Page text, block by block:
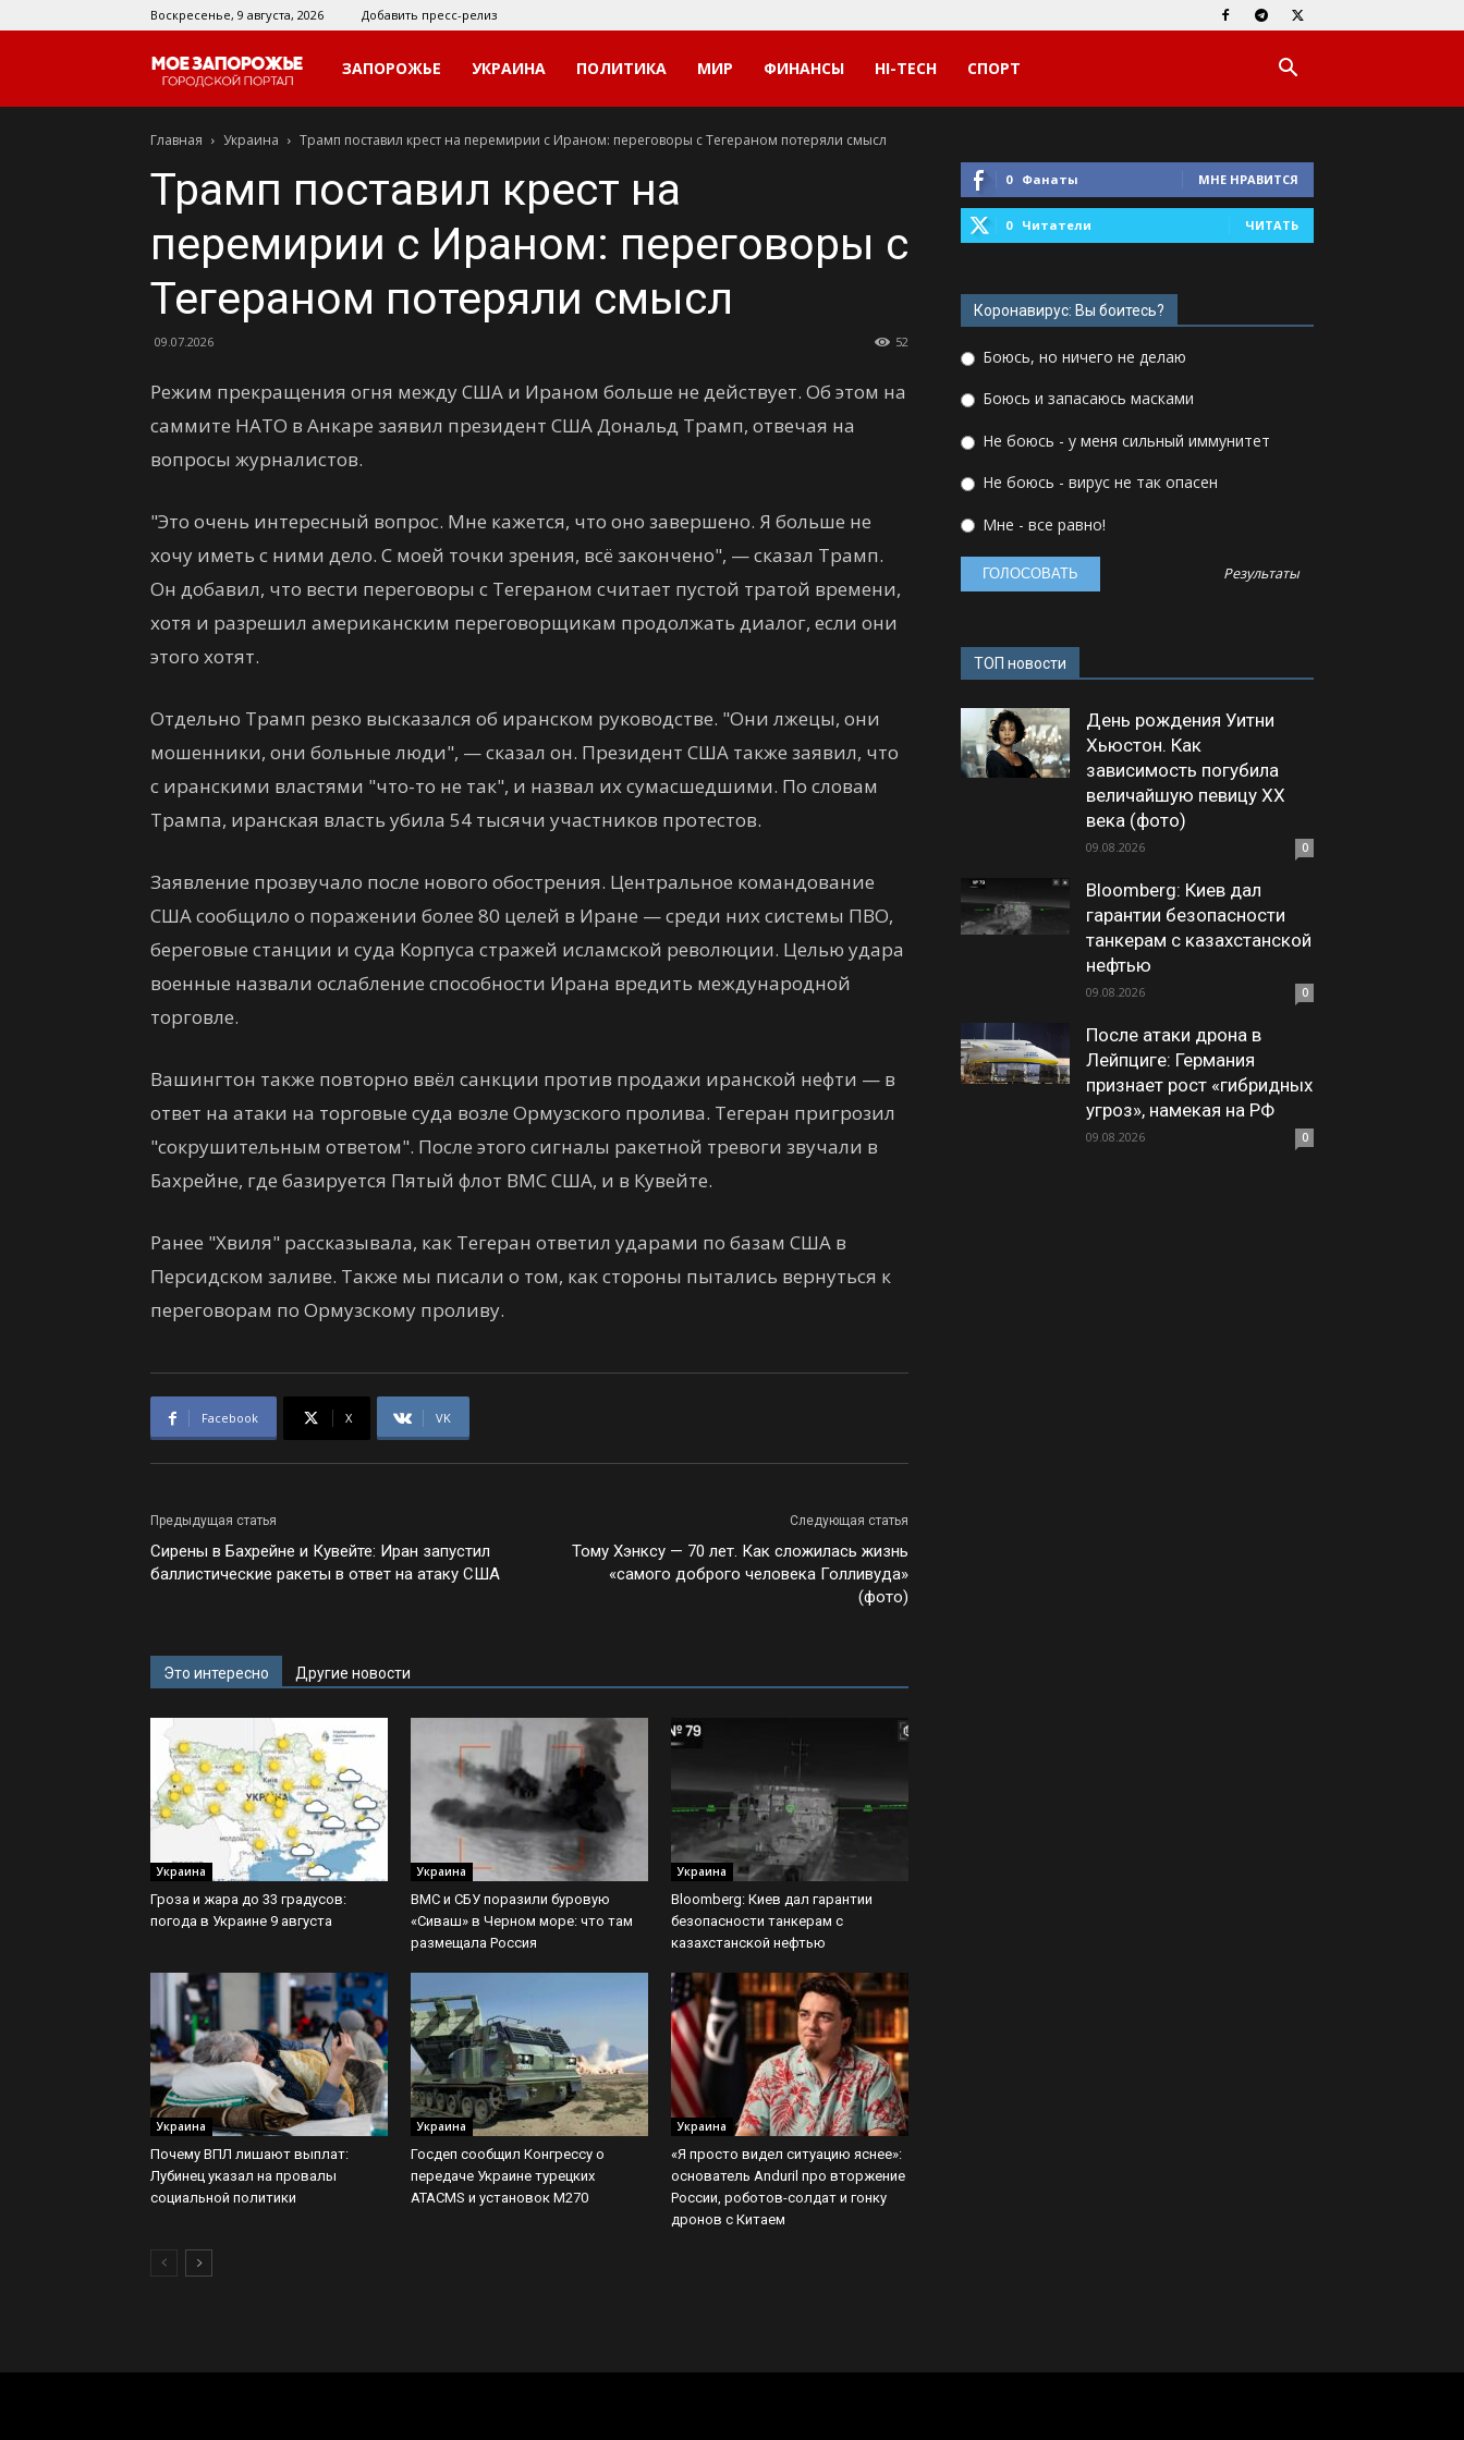
Воскресенье, 9 августа, 2026 Добавить пресс-релиз
Мое
Запорожье
ЗАПОРОЖЬЕ УКРАИНА ПОЛИТИКА МИР ФИНАНСЫ HI-TECH СПОРТ
Главная Украина Трамп поставил крест на перемирии с Ираном: переговоры с Тегераном потеряли смысл
Трамп поставил крест на
перемирии с Ираном: переговоры с
Тегераном потеряли смысл
09.07.2026 52
Режим прекращения огня между США и Ираном больше не действует. Об этом на
саммите НАТО в Анкаре заявил президент США Дональд Трамп, отвечая на
вопросы журналистов.
"Это очень интересный вопрос. Мне кажется, что оно завершено. Я больше не
хочу иметь с ними дело. С моей точки зрения, всё закончено", — сказал Трамп.
Он добавил, что вести переговоры с Тегераном считает пустой тратой времени,
хотя и разрешил американским переговорщикам продолжать диалог, если они
этого хотят.
Отдельно Трамп резко высказался об иранском руководстве. "Они лжецы, они
мошенники, они больные люди", — сказал он. Президент США также заявил, что
с иранскими властями "что-то не так", и назвал их сумасшедшими. По словам
Трампа, иранская власть убила 54 тысячи участников протестов.
Заявление прозвучало после нового обострения. Центральное командование
США сообщило о поражении более 80 целей в Иране — среди них системы ПВО,
береговые станции и суда Корпуса стражей исламской революции. Целью удара
военные назвали ослабление способности Ирана вредить международной
торговле.
Вашингтон также повторно ввёл санкции против продажи иранской нефти — в
ответ на атаки на торговые суда возле Ормузского пролива. Тегеран пригрозил
"сокрушительным ответом". После этого сигналы ракетной тревоги звучали в
Бахрейне, где базируется Пятый флот ВМС США, и в Кувейте.
Ранее "Хвиля" рассказывала, как Тегеран ответил ударами по базам США в
Персидском заливе. Также мы писали о том, как стороны пытались вернуться к
переговорам по Ормузскому проливу.
Facebook X VK
Предыдущая статья
Сирены в Бахрейне и Кувейте: Иран запустил
баллистические ракеты в ответ на атаку США
Следующая статья
Тому Хэнксу — 70 лет. Как сложилась жизнь
«самого доброго человека Голливуда»
(фото)
Это интересно Другие новости
Украина
Гроза и жара до 33 градусов:
погода в Украине 9 августа
Украина
ВМС и СБУ поразили буровую
«Сиваш» в Черном море: что там
размещала Россия
Украина
Bloomberg: Киев дал гарантии
безопасности танкерам с
казахстанской нефтью
Украина
Почему ВПЛ лишают выплат:
Лубинец указал на провалы
социальной политики
Украина
Госдеп сообщил Конгрессу о
передаче Украине турецких
ATACMS и установок M270
Украина
«Я просто видел ситуацию яснее»:
основатель Anduril про вторжение
России, роботов-солдат и гонку
дронов с Китаем
0 Фанаты МНЕ НРАВИТСЯ
0 Читатели ЧИТАТЬ
Коронавирус: Вы боитесь?
Боюсь, но ничего не делаю
Боюсь и запасаюсь масками
Не боюсь - у меня сильный иммунитет
Не боюсь - вирус не так опасен
Мне - все равно!
Результаты
ТОП новости
День рождения Уитни
Хьюстон. Как
зависимость погубила
величайшую певицу XX
века (фото)
09.08.2026 0
Bloomberg: Киев дал
гарантии безопасности
танкерам с казахстанской
нефтью
09.08.2026 0
После атаки дрона в
Лейпциге: Германия
признает рост «гибридных
угроз», намекая на РФ
09.08.2026 0